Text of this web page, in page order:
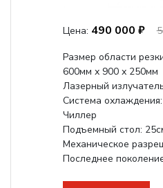
Цена: 490 000 ₽
Размер области
600мм х 900 х 250мм
Лазерный
Система
Чиллер
Подъемный стол:
Механическое
Последнее